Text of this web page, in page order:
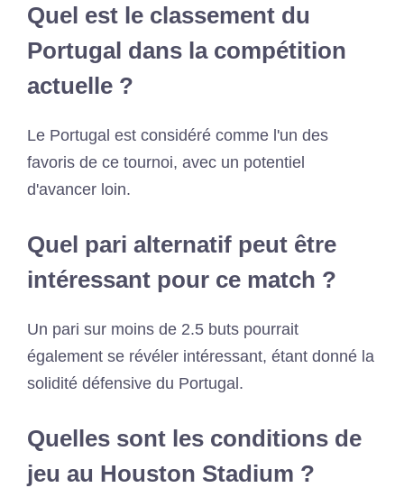
Quel est le classement du
Portugal dans la compétition
actuelle ?
Le Portugal est considéré comme l'un des
favoris de ce tournoi, avec un potentiel
d'avancer loin.
Quel pari alternatif peut être
intéressant pour ce match ?
Un pari sur moins de 2.5 buts pourrait
également se révéler intéressant, étant donné la
solidité défensive du Portugal.
Quelles sont les conditions de
jeu au Houston Stadium ?